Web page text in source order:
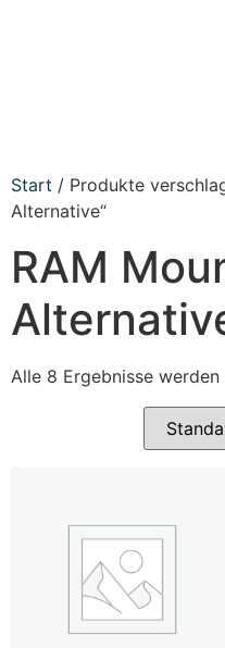
Start / Produkte
Alternative“
RAM
Alle 8 Ergebnisse